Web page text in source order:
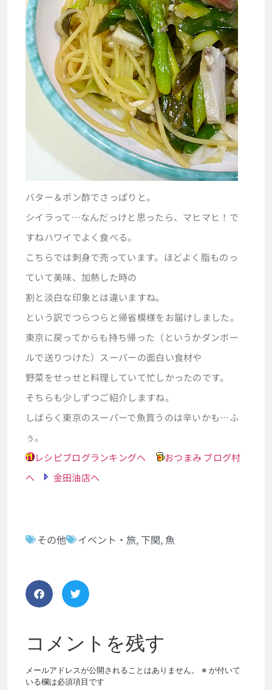
バター＆ポン酢でさっぱりと。
シイラって…なんだっけと思ったら、マヒマヒ！で
すねハワイでよく食べる。
こちらでは刺身で売っています。ほどよく脂ものっ
ていて美味、加熱した時の
割と淡白な印象とは違いますね。
という訳でつらつらと帰省模様をお届けしました。
東京に戻ってからも持ち帰った（というかダンボー
ルで送りつけた）スーパーの面白い食材や
野菜をせっせと料理していて忙しかったのです。
そちらも少しずつご紹介しますね。
しばらく東京のスーパーで魚買うのは辛いかも…ふ
ぅ。
レシピブログランキングへ
おつまみ ブログ村
へ
金田油店へ
その他 イベント・旅, 下関, 魚
コメントを残す
メールアドレスが公開されることはありません。 ※ が付いて
いる欄は必須項目です